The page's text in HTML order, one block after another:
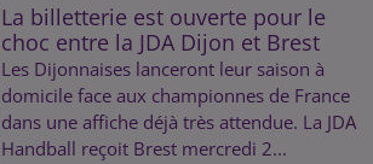
La billetterie est ouverte pour le
choc entre la JDA Dijon et Brest
Les Dijonnaises lanceront leur saison à
domicile face aux championnes de France
dans une affiche déjà très attendue. La JDA
Handball reçoit Brest mercredi 2...